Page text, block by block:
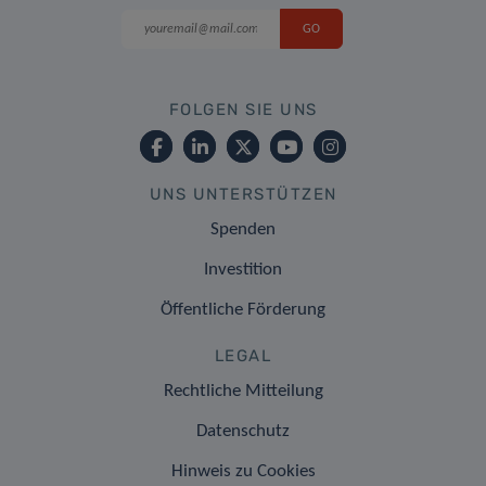
FOLGEN SIE UNS
UNS UNTERSTÜTZEN
Spenden
Investition
Öffentliche Förderung
LEGAL
Rechtliche Mitteilung
Datenschutz
Hinweis zu Cookies